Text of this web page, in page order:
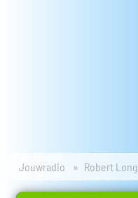
Jouwradio Robert Long